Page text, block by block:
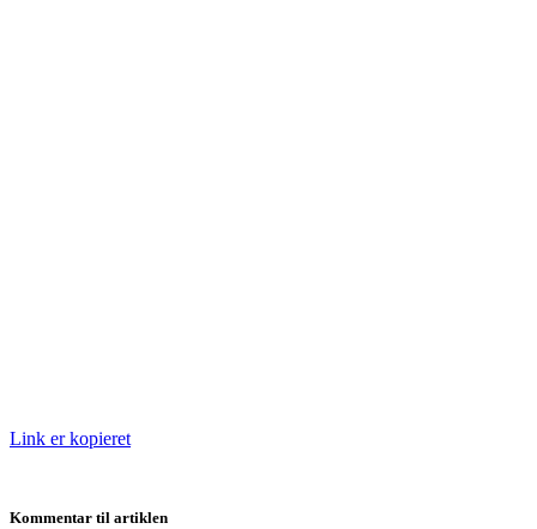
Link er kopieret
Kommentar til artiklen